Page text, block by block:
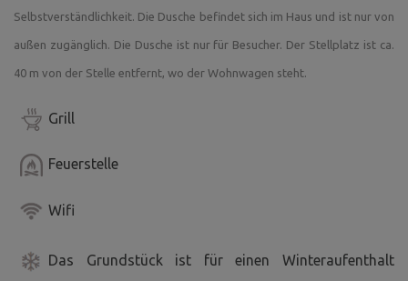
Selbstverständlichkeit. Die Dusche befindet sich im Haus und ist nur von
außen zugänglich. Die Dusche ist nur für Besucher. Der Stellplatz ist ca.
40 m von der Stelle entfernt, wo der Wohnwagen steht.
Grill
Feuerstelle
Wifi
Das Grundstück ist für einen Winteraufenthalt